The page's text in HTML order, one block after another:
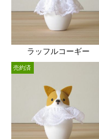
ラッフルコーギー
売約済